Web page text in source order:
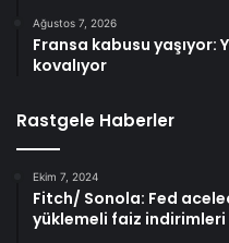
Ağustos 7, 2026
Fransa kabusu yaşıyor:
kovalıyor
Rastgele Haberler
Ekim 7, 2024
Fitch/ Sonola: Fed
yüklemeli faiz